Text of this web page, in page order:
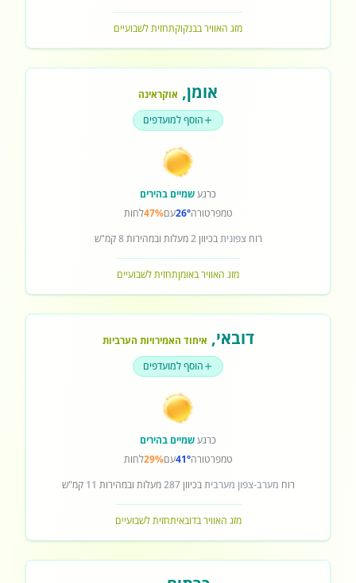
מזג האוויר בבנקוקתחזית לשבועיים
אומן, אוקראינה
הוסף למועדפים
כרגעשמיים בהירים
טמפרטורה26°עם47%לחות
רוחצפוניתבכיוון2מעלות ובמהירות8קמ"ש
מזג האוויר באומןתחזית לשבועיים
דובאי, איחוד האמירויות הערביות
הוסף למועדפים
כרגעשמיים בהירים
טמפרטורה41°עם29%לחות
רוח מערב-צפון מערביתבכיוון287מעלות ובמהירות 11 קמ"ש
מזג האוויר בדובאיתחזית לשבועיים